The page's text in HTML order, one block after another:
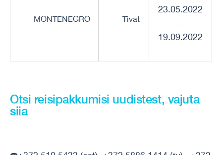
MONTENEGRO Tivat
23.05.2022
–
19.09.2022
Otsi reisipakkumisi uudistest, vajuta
siia